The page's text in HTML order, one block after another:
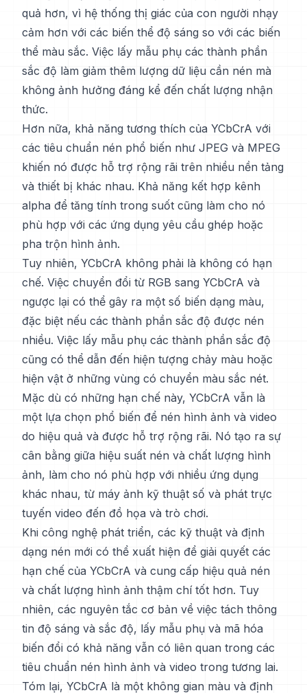
quả hơn, vì hệ thống thị giác của con người nhạy
cảm hơn với các biến thể độ sáng so với các biến
thể màu sắc. Việc lấy mẫu phụ các thành phần
sắc độ làm giảm thêm lượng dữ liệu cần nén mà
không ảnh hưởng đáng kể đến chất lượng nhận
thức.
Hơn nữa, khả năng tương thích của YCbCrA với
các tiêu chuẩn nén phổ biến như JPEG và MPEG
khiến nó được hỗ trợ rộng rãi trên nhiều nền tảng
và thiết bị khác nhau. Khả năng kết hợp kênh
alpha để tăng tính trong suốt cũng làm cho nó
phù hợp với các ứng dụng yêu cầu ghép hoặc
pha trộn hình ảnh.
Tuy nhiên, YCbCrA không phải là không có hạn
chế. Việc chuyển đổi từ RGB sang YCbCrA và
ngược lại có thể gây ra một số biến dạng màu,
đặc biệt nếu các thành phần sắc độ được nén
nhiều. Việc lấy mẫu phụ các thành phần sắc độ
cũng có thể dẫn đến hiện tượng chảy màu hoặc
hiện vật ở những vùng có chuyển màu sắc nét.
Mặc dù có những hạn chế này, YCbCrA vẫn là
một lựa chọn phổ biến để nén hình ảnh và video
do hiệu quả và được hỗ trợ rộng rãi. Nó tạo ra sự
cân bằng giữa hiệu suất nén và chất lượng hình
ảnh, làm cho nó phù hợp với nhiều ứng dụng
khác nhau, từ máy ảnh kỹ thuật số và phát trực
tuyến video đến đồ họa và trò chơi.
Khi công nghệ phát triển, các kỹ thuật và định
dạng nén mới có thể xuất hiện để giải quyết các
hạn chế của YCbCrA và cung cấp hiệu quả nén
và chất lượng hình ảnh thậm chí tốt hơn. Tuy
nhiên, các nguyên tắc cơ bản về việc tách thông
tin độ sáng và sắc độ, lấy mẫu phụ và mã hóa
biến đổi có khả năng vẫn có liên quan trong các
tiêu chuẩn nén hình ảnh và video trong tương lai.
Tóm lại, YCbCrA là một không gian màu và định